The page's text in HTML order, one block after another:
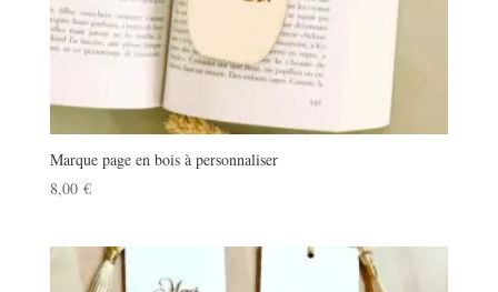
Marque page en bois à personnaliser
8,00 €